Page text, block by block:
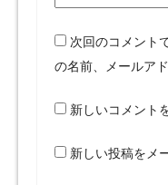
次回のコメント
の名前、メールア
新しいコメント
新しい投稿をメ